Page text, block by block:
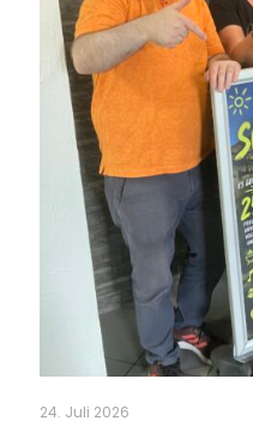
24. Juli 2026